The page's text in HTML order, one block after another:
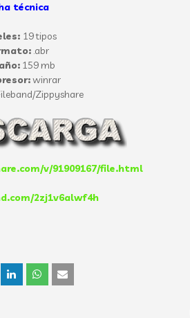
técnica
19 tipos
.abr
159 mb
winrar
Zippyshare
v/91909167/file.html
2zj1v6alwf4h